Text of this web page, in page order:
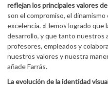
reflejan los principales valores
son el compromiso, el
excelencia. «Hemos logrado que
desarrollo, y que tanto nuestros
profesores, empleados y
nuestros valores y nuestra
añade Farrás.
La evolución de la identidad